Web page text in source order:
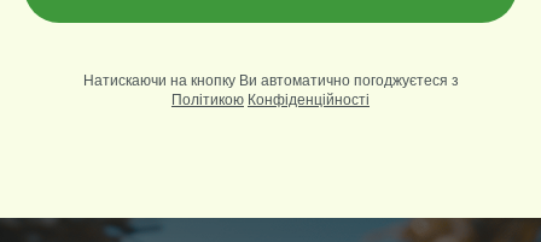
Натискаючи на кнопку Ви автоматично погоджуєтеся з
Політикою Конфіденційності